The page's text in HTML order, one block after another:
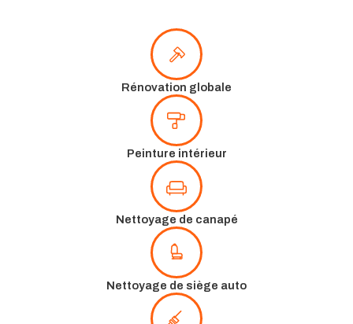
Rénovation globale
Peinture intérieur
Nettoyage de canapé
Nettoyage de siège auto